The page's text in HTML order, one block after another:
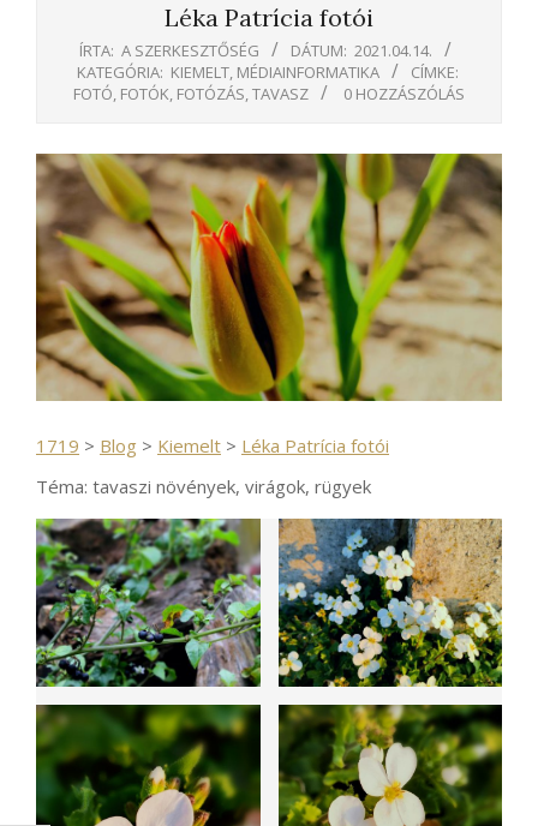
Léka Patrícia fotói
ÍRTA: A SZERKESZTŐSÉG DÁTUM: 2021.04.14.
KATEGÓRIA: KIEMELT, MÉDIAINFORMATIKA
CÍMKE:
FOTÓ, FOTÓK, FOTÓZÁS,TAVASZ 0 HOZZÁSZÓLÁS
1719 > Blog > Kiemelt > Léka Patrícia fotói
Téma: tavaszi növények, virágok, rügyek